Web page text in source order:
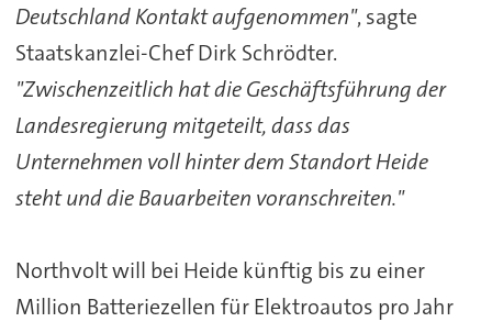
Deutschland Kontakt aufgenommen", sagte
Staatskanzlei-Chef Dirk Schrödter.
"Zwischenzeitlich hat die Geschäftsführung der
Landesregierung mitgeteilt, dass das
Unternehmen voll hinter dem Standort Heide
steht und die Bauarbeiten voranschreiten."
Northvolt will bei Heide künftig bis zu einer
Million Batteriezellen für Elektroautos pro Jahr